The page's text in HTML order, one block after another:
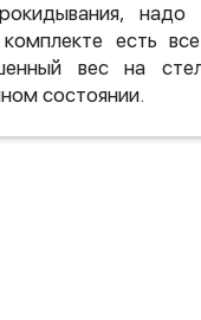
надо
есть
вес на
состоянии.